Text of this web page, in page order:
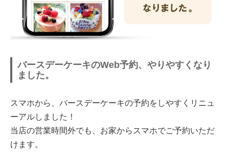
バースデーケーキのWeb予約、やりやすくなり
ました。
スマホから、バースデーケーキの予約をしやすくリニュ
ーアルしました！
当店の営業時間外でも、お家からスマホでご予約いただ
けます。